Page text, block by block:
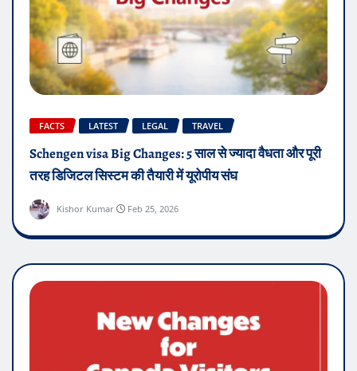
FACTS LATEST LEGAL TRAVEL
Schengen visa Big Changes: 5 साल से ज्यादा वैधता और पूरी
तरह डिजिटल सिस्टम की तैयारी में यूरोपीय संघ
Kishor Kumar Feb 25, 2026